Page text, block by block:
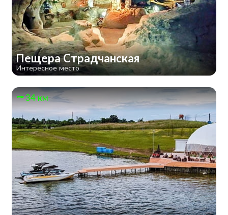
Пещера Страдчанская
Интересное место
34 км